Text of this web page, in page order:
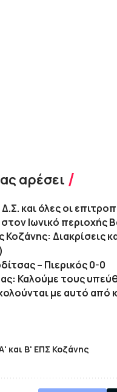
αρέσει
και όλες οι
Ιωνικό περιοχής
Διακρίσεις
– Πιερικός 0-0
Καλούμε τους
με αυτό από
και Β' ΕΠΣ Κοζάνης